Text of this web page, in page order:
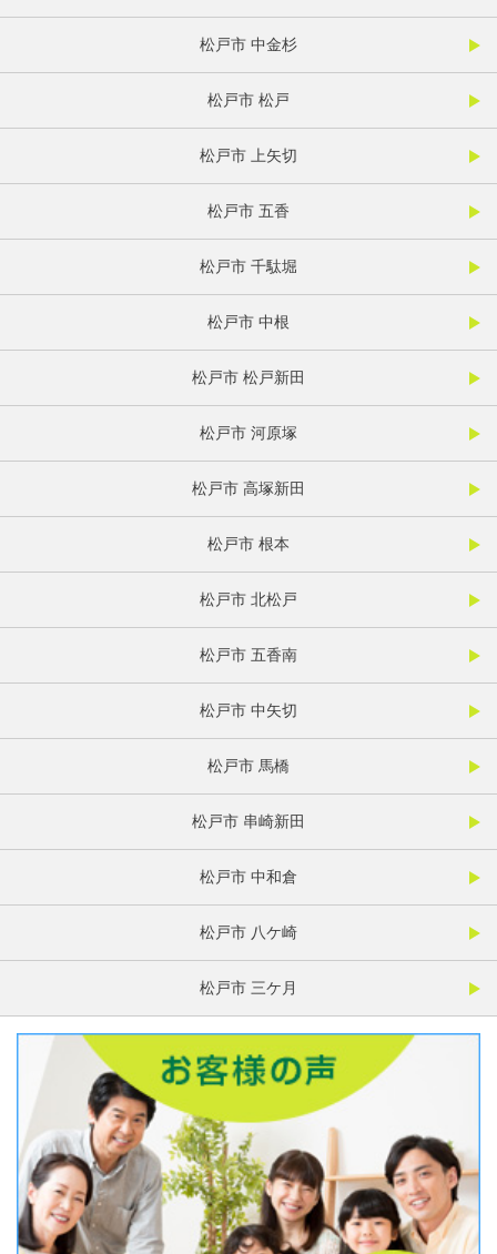
松戸市 中金杉
松戸市 松戸
松戸市 上矢切
松戸市 五香
松戸市 千駄堀
松戸市 中根
松戸市 松戸新田
松戸市 河原塚
松戸市 高塚新田
松戸市 根本
松戸市 北松戸
松戸市 五香南
松戸市 中矢切
松戸市 馬橋
松戸市 串崎新田
松戸市 中和倉
松戸市 八ケ崎
松戸市 三ケ月